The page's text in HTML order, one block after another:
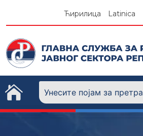
Ћирилица Latinica